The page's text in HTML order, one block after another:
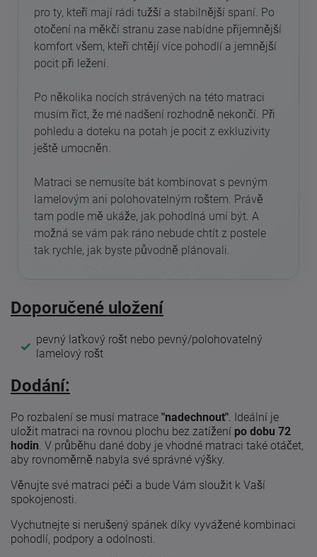
pro ty, kteří mají rádi tužší a stabilnější spaní. Po
otočení na měkčí stranu zase nabídne příjemnější
komfort všem, kteří chtějí více pohodlí a jemnější
pocit při ležení.
Po několika nocích strávených na této matraci
musím říct, že mé nadšení rozhodně nekončí. Při
pohledu a doteku na potah je pocit z exkluzivity
ještě umocněn.
Matraci se nemusíte bát kombinovat s pevným
lamelovým ani polohovatelným roštem. Právě
tam podle mě ukáže, jak pohodlná umí být. A
možná se vám pak ráno nebude chtít z postele
tak rychle, jak byste původně plánovali.
Doporučené uložení
pevný laťkový rošt nebo pevný/polohovatelný
lamelový rošt
Dodání:
Po rozbalení se musí matrace "nadechnout". Ideální je
uložit matraci na rovnou plochu bez zatížení po dobu 72
hodin. V průběhu dané doby je vhodné matraci také otáčet,
aby rovnoměrně nabyla své správné výšky.
Věnujte své matraci péči a bude Vám sloužit k Vaší
spokojenosti.
Vychutnejte si nerušený spánek díky vyvážené kombinaci
pohodlí, podpory a odolnosti.